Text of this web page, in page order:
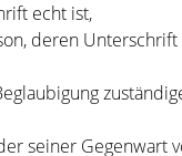
echt ist,
deren
seiner Gegenwart